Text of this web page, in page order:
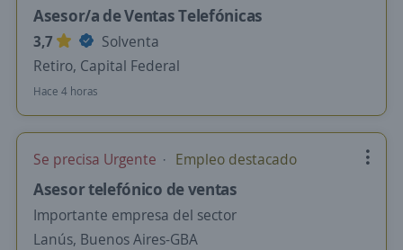
Asesor/a de Ventas Telefónicas
3,7
Solventa
Retiro, Capital Federal
Hace 4 horas
Se precisa Urgente Empleo destacado
Asesor telefónico de ventas
Importante empresa del sector
Lanús, Buenos Aires-GBA